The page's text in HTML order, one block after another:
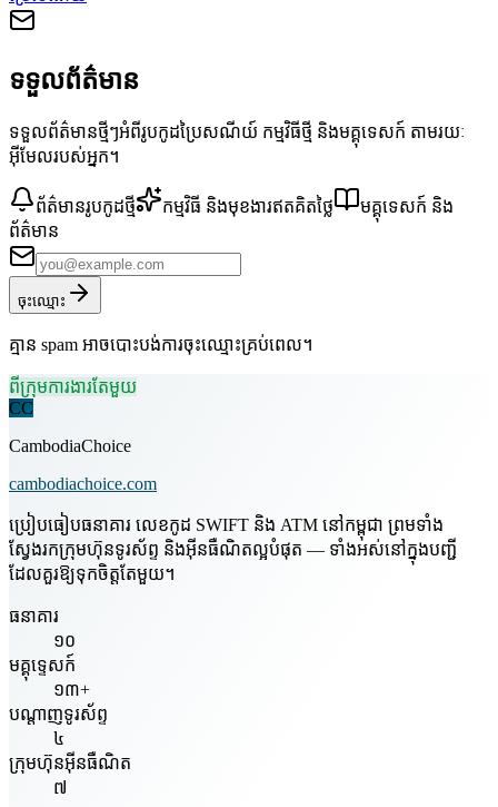
ទទួលព័ត៌មាន
ទទួលព័ត៌មានថ្មីៗអំពីរូបកូដប្រៃសណីយ៍ កម្មវិធីថ្មី និងមគ្គុទេសក៍ តាមរយៈ
អ៊ីមែលរបស់អ្នក។
ព័ត៌មានរូបកូដថ្មី កម្មវិធី និងមុខងារឥតគិតថ្លៃ
មគ្គុទេសក៍ និង
ព័ត៌មាន
ចុះឈ្មោះ
គ្មាន spam អាចបោះបង់ការចុះឈ្មោះគ្រប់ពេល។
ពីក្រុមការងារតែមួយ
CC
CambodiaChoice
cambodiachoice.com
ប្រៀបធៀបធនាគារ លេខកូដ SWIFT និង ATM នៅកម្ពុជា ព្រមទាំង
ស្វែងរកក្រុមហ៊ុនទូរស័ព្ទ និងអ៊ីនធឺណិតល្អបំផុត — ទាំងអស់នៅក្នុងបញ្ជី
ដែលគួរឱ្យទុកចិត្តតែមួយ។
ធនាគារ
១០
មគ្គុទ្ទេសក៍
១៣+
បណ្តាញទូរស័ព្ទ
៤
ក្រុមហ៊ុនអ៊ីនធឺណិត
៧